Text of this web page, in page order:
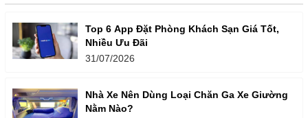
Top 6 App Đặt Phòng Khách Sạn Giá Tốt,
Nhiều Ưu Đãi
31/07/2026
Nhà Xe Nên Dùng Loại Chăn Ga Xe Giường
Nằm Nào?